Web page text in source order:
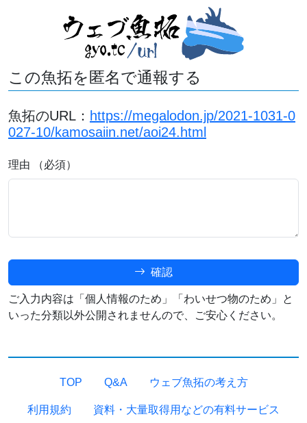
この魚拓を匿名で通報する
魚拓のURL： https://megalodon.jp/2021-1031-0
027-10/kamosaiin.net/aoi24.html
理由 （必須）
確認
ご入力内容は「個人情報のため」「わいせつ物のため」と
いった分類以外公開されませんので、ご安心ください。
TOP Q&A ウェブ魚拓の考え方
利用規約 資料・大量取得用などの有料サービス